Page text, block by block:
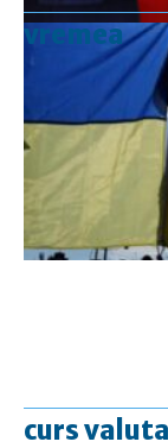
vremea
curs